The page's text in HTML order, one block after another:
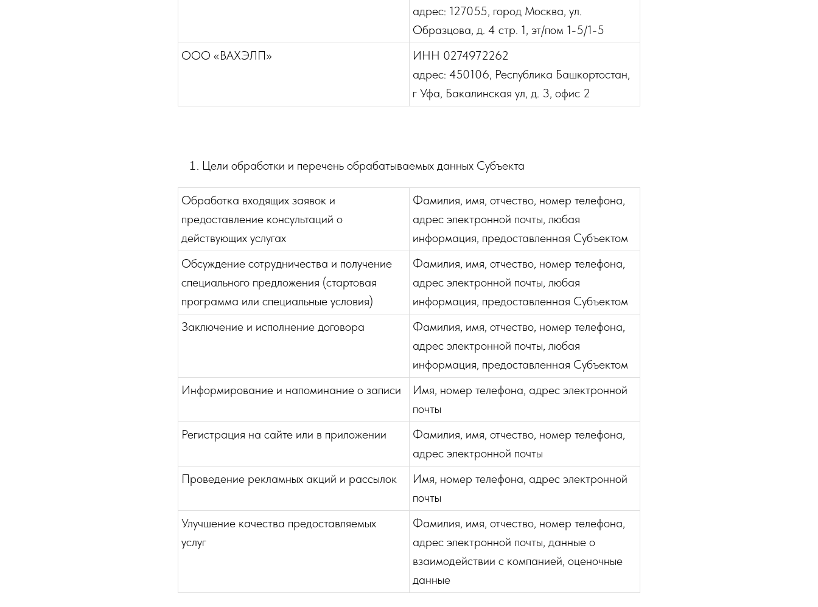
адрес: 127055, город Москва, ул.
Образцова, д. 4 стр. 1, эт/пом 1-5/1-5
ООО «ВАХЭЛП»
ИНН 0274972262
адрес: 450106, Республика Башкортостан,
г Уфа, Бакалинская ул, д. 3, офис 2
Цели обработки и перечень обрабатываемых данных Субъекта
Обработка входящих заявок и
предоставление консультаций о
действующих услугах
Фамилия, имя, отчество, номер телефона,
адрес электронной почты, любая
информация, предоставленная Субъектом
Обсуждение сотрудничества и получение
специального предложения (стартовая
программа или специальные условия)
Фамилия, имя, отчество, номер телефона,
адрес электронной почты, любая
информация, предоставленная Субъектом
Заключение и исполнение договора
Фамилия, имя, отчество, номер телефона,
адрес электронной почты, любая
информация, предоставленная Субъектом
Информирование и напоминание о записи
Имя, номер телефона, адрес электронной
почты
Регистрация на сайте или в приложении
Фамилия, имя, отчество, номер телефона,
адрес электронной почты
Проведение рекламных акций и рассылок
Имя, номер телефона, адрес электронной
почты
Улучшение качества предоставляемых
услуг
Фамилия, имя, отчество, номер телефона,
адрес электронной почты, данные о
взаимодействии с компанией, оценочные
данные